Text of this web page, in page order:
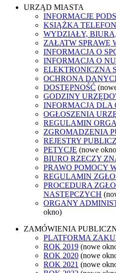
URZĄD MIASTA
INFORMACJE
KSIĄŻKA
WYDZIAŁY,
ZAŁATW SPRAWĘ
INFORMACJA O
INFORMACJA O
ELEKTRONICZNA
OCHRONA
DOSTĘPNOŚĆ
GODZINY
INFORMACJA DLA
OGŁOSZENIA
REGULAMIN
ZGROMADZENIA
REJESTRY
PETYCJE (nowe
BIURO RZECZY
PRAWO POMOCY
REGULAMIN
PROCEDURA
NASTĘPCZYCH
ORGANY
okno)
ZAMÓWIENIA
PLATFORMA
ROK 2019 (nowe
ROK 2020 (nowe
ROK 2021 (nowe